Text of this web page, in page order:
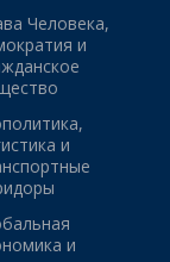
Человека,
и
и
и